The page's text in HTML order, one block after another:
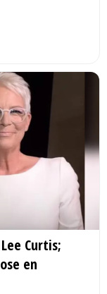
Curtis;
en